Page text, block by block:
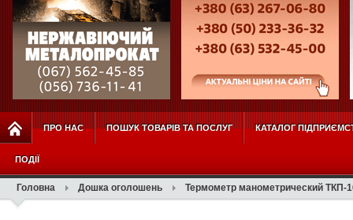
ПРО НАС ПОШУК ТОВАРІВ ТА ПОСЛУГ КАТАЛОГ
ПОДІЇ
Головна Дошка оголошень Термометр манометрический ТКП-